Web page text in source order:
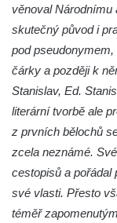
Vyhlídka u
Vyhlídka u
Vyhlídka u
Vyhlídka pod
Vyhlídka pod
Vyhlídka u
věnoval
skutečný původ i
pod
čárky a později k
Stanislav, Ed.
literární tvorbě ale
z prvních bělochů
zcela neznámé.
cestopisů a pořádal
své vlasti. Přesto
téměř